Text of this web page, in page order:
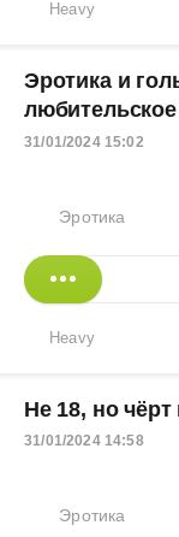
Heavy
Эротика и
31/01/2024 15:02
Эротика
Heavy
Не 18, но
31/01/2024 14:58
Эротика